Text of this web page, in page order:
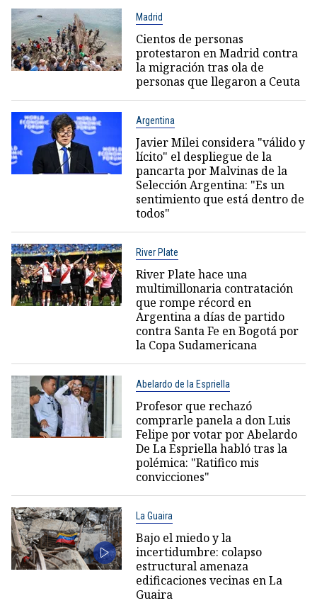
Madrid
Cientos de personas
protestaron en Madrid contra
la migración tras ola de
personas que llegaron a Ceuta
Argentina
Javier Milei considera "válido y
lícito" el despliegue de la
pancarta por Malvinas de la
Selección Argentina: "Es un
sentimiento que está dentro de
todos"
River Plate
River Plate hace una
multimillonaria contratación
que rompe récord en
Argentina a días de partido
contra Santa Fe en Bogotá por
la Copa Sudamericana
Abelardo de la Espriella
Profesor que rechazó
comprarle panela a don Luis
Felipe por votar por Abelardo
De La Espriella habló tras la
polémica: "Ratifico mis
convicciones"
La Guaira
Bajo el miedo y la
incertidumbre: colapso
estructural amenaza
edificaciones vecinas en La
Guaira